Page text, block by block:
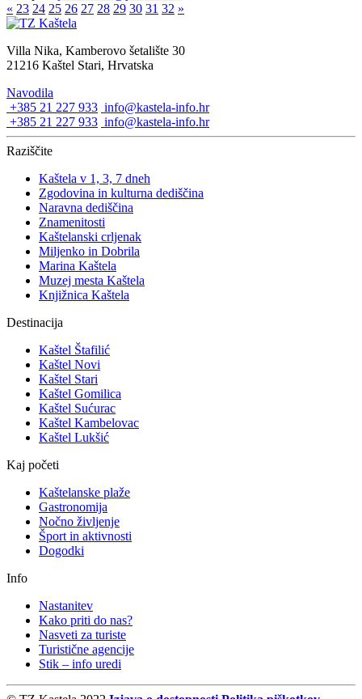
« 23 24 25 26 27 28 29 30 31 32 »
Villa Nika, Kamberovo šetalište 30
21216 Kaštel Stari, Hrvatska
Navodila
+385 21 227 933 info@kastela-info.hr
+385 21 227 933 info@kastela-info.hr
Raziščite
Kaštela v 1, 3, 7 dneh
Zgodovina in kulturna dediščina
Naravna dediščina
Znamenitosti
Kaštelanski crljenak
Miljenko in Dobrila
Marina Kaštela
Muzej mesta Kaštela
Knjižnica Kaštela
Destinacija
Kaštel Štafilić
Kaštel Novi
Kaštel Stari
Kaštel Gomilica
Kaštel Sućurac
Kaštel Kambelovac
Kaštel Lukšić
Kaj početi
Kaštelanske plaže
Gastronomija
Nočno življenje
Šport in aktivnosti
Dogodki
Info
Nastanitev
Kako priti do nas?
Nasveti za turiste
Turistične agencije
Stik – info uredi